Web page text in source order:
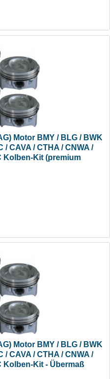
Motor BMY / BLG / BWK
/ CAVA / CTHA / CNWA /
Kolben-Kit (premium
Motor BMY / BLG / BWK
/ CAVA / CTHA / CNWA /
Kolben-Kit - Übermaß